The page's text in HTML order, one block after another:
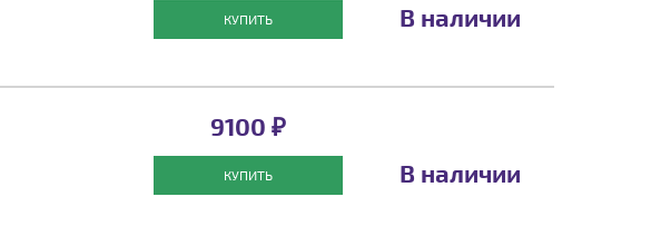
КУПИТЬ В наличии
9100 ₽
КУПИТЬ В наличии